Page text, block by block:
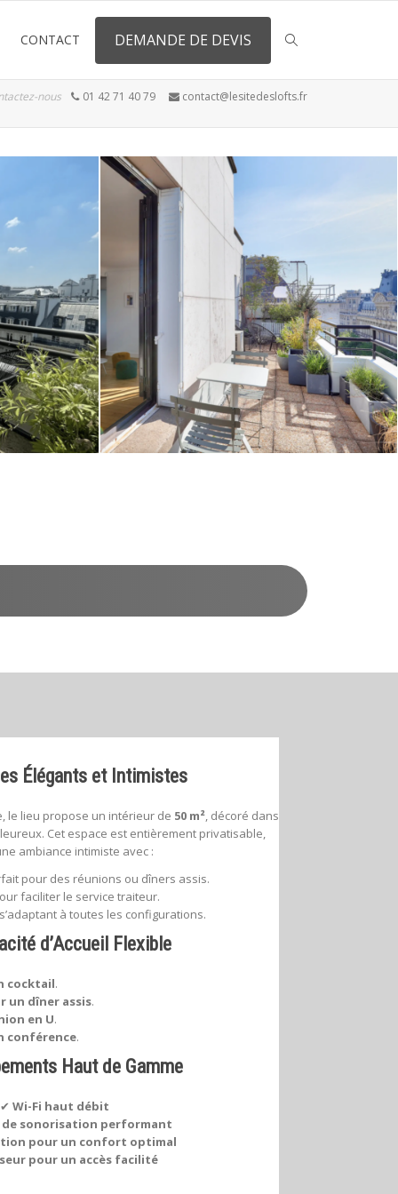
CONTACT DEMANDE DE DEVIS
nous 01 42 71 40 79 contact@lesitedeslofts.fr
Élégants et Intimistes
le lieu propose un intérieur de 50 m², décoré dans
Cet espace est entièrement privatisable,
ambiance intimiste avec :
pour des réunions ou dîners assis.
faciliter le service traiteur.
à toutes les configurations.
d’Accueil Flexible
cocktail.
un dîner assis.
en U.
conférence.
Haut de Gamme
✔ Wi-Fi haut débit
de sonorisation performant
pour un confort optimal
pour un accès facilité